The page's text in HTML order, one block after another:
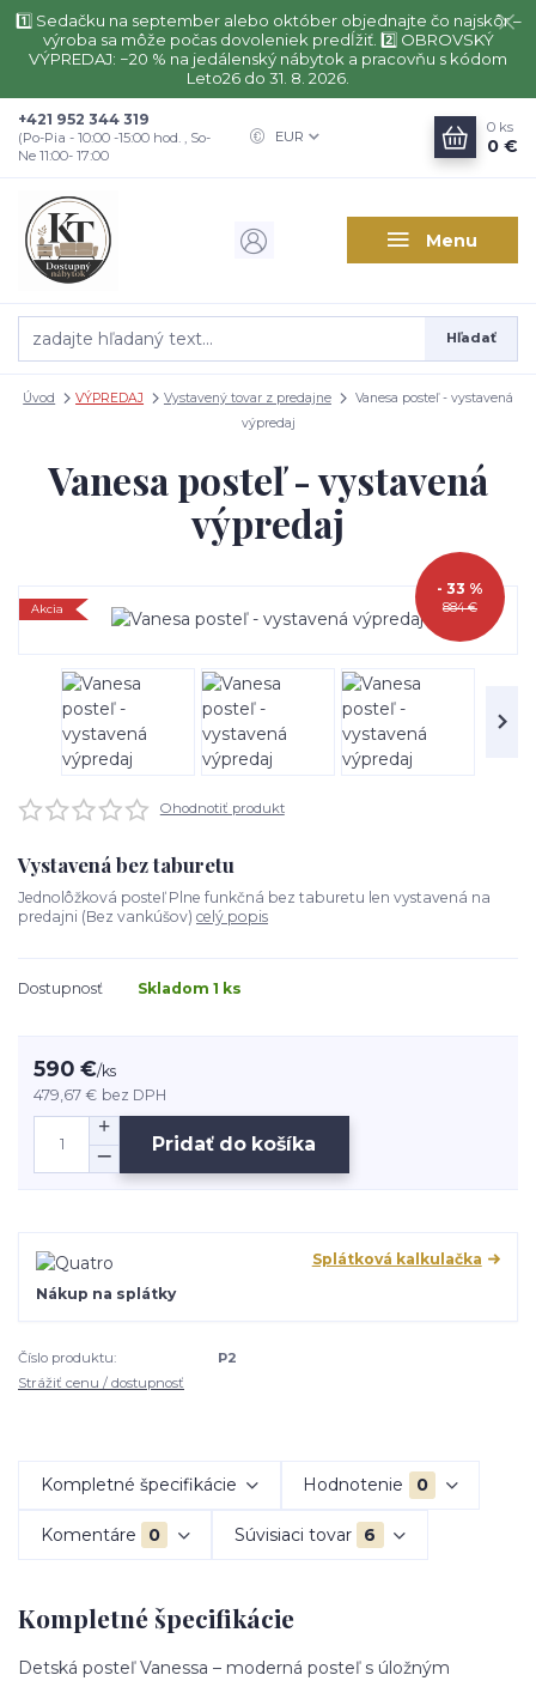
1️⃣ Sedačku na september alebo október objednajte čo najskôr –
výroba sa môže počas dovoleniek predĺžiť. 2️⃣ OBROVSKÝ
VÝPREDAJ: −20 % na jedálenský nábytok a pracovňu s kódom
Leto26 do 31. 8. 2026.
Menu
EUR
Hľadať
+421 952 344 319
(Po-Pia - 10:00 -15:00 hod. , So-
Ne 11:00- 17:00
0 ks
0 €
Úvod VÝPREDAJ Vystavený tovar z predajne
Vanesa posteľ - vystavená
výpredaj
Vanesa posteľ - vystavená
výpredaj
Akcia 884 €
- 33 %
Ohodnotiť produkt
Vystavená bez taburetu
Jednolôžková posteľ Plne funkčná bez taburetu len vystavená na
predajni (Bez vankúšov) celý popis
Dostupnosť Skladom 1 ks
590 €/ks
479,67 € bez DPH
Pridať do košíka
Splátková kalkulačka
Nákup na splátky
Číslo produktu:
P2
Strážiť cenu / dostupnosť
Kompletné špecifikácie Hodnotenie 0
Komentáre 0 Súvisiaci tovar 6
Kompletné špecifikácie
Detská posteľ Vanessa – moderná posteľ s úložným